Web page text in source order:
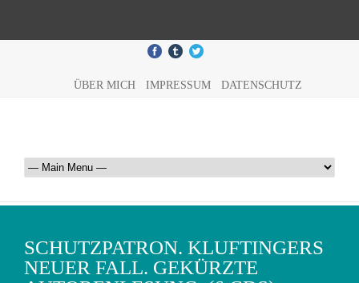
ÜBER MICH IMPRESSUM DATENSCHUTZ
SCHUTZPATRON. KLUFTINGERS
NEUER FALL. GEKÜRZTE